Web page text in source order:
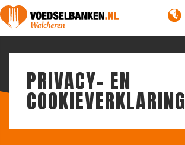
PRIVACY- EN
COOKIEVERKLARING